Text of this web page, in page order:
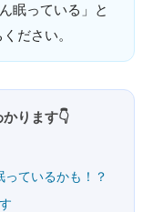
眠っている」と
ださい。
ります👇
ているかも！？